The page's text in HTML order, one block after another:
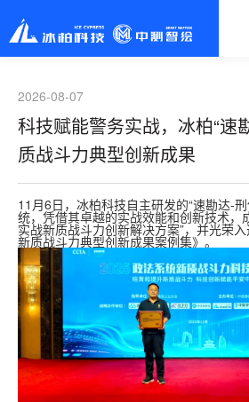
2026-08-07
科技赋能警务实战，冰柏“速
质战斗力典型创新成果
11月6日，冰柏科技自主研发的“速勘达-
统，凭借其卓越的实战效能和创新技术，
实战新质战斗力创新解决方案”，并光荣
新质战斗力典型创新成果案例集》。